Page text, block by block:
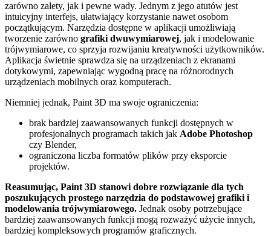
zarówno zalety, jak i pewne wady. Jednym z jego atutów jest
intuicyjny interfejs, ułatwiający korzystanie nawet osobom
początkującym. Narzędzia dostępne w aplikacji umożliwiają
tworzenie zarówno grafiki dwuwymiarowej, jak i modelowanie
trójwymiarowe, co sprzyja rozwijaniu kreatywności użytkowników.
Aplikacja świetnie sprawdza się na urządzeniach z ekranami
dotykowymi, zapewniając wygodną pracę na różnorodnych
urządzeniach mobilnych oraz komputerach.
Niemniej jednak, Paint 3D ma swoje ograniczenia:
brak bardziej zaawansowanych funkcji dostępnych w
profesjonalnych programach takich jak Adobe Photoshop
czy Blender,
ograniczona liczba formatów plików przy eksporcie
projektów.
Reasumując, Paint 3D stanowi dobre rozwiązanie dla tych
poszukujących prostego narzędzia do podstawowej grafiki i
modelowania trójwymiarowego. Jednak osoby potrzebujące
bardziej zaawansowanych funkcji mogą rozważyć użycie innych,
bardziej kompleksowych programów graficznych.